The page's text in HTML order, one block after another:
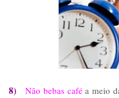
8) Não bebas caféa meio